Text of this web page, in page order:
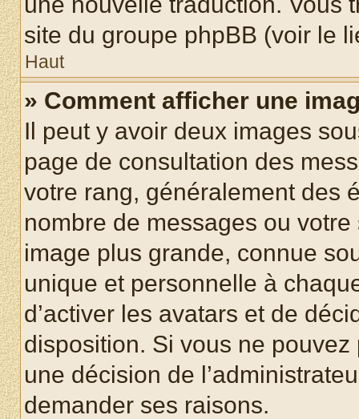
site du groupe phpBB (voir le
Haut
» Comment afficher une
Il peut y avoir deux images
page de consultation des
votre rang, généralement des
nombre de messages ou
image plus grande, connue
unique et personnelle à
d’activer les avatars et de
disposition. Si vous ne pouvez
une décision de
demander ses raisons.